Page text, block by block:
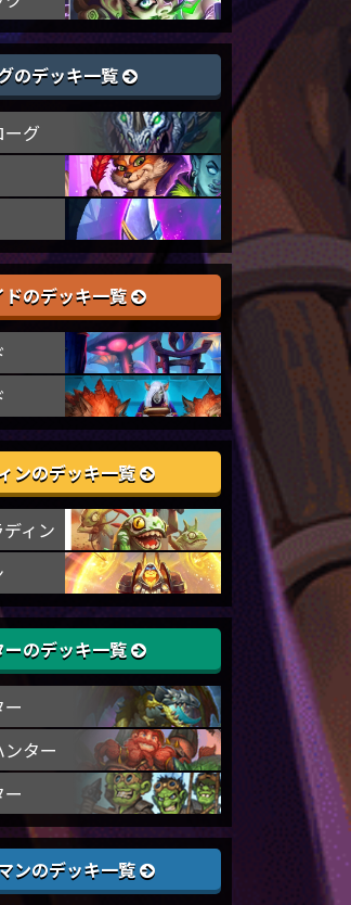
のデッキ一覧
ーグ
ドのデッキ一覧
ンのデッキ一覧
ィン
ーのデッキ一覧
ター
ンのデッキ一覧